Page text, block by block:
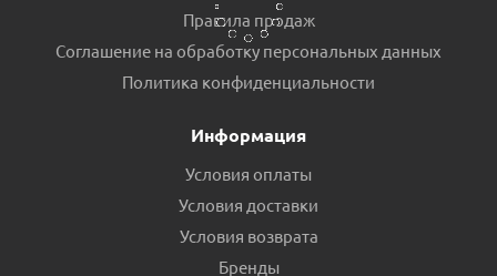
Есть в наличии (1)
Правила продаж
Соглашение на обработку персональных данных
Политика конфиденциальности
Информация
Условия оплаты
Условия доставки
Условия возврата
Бренды